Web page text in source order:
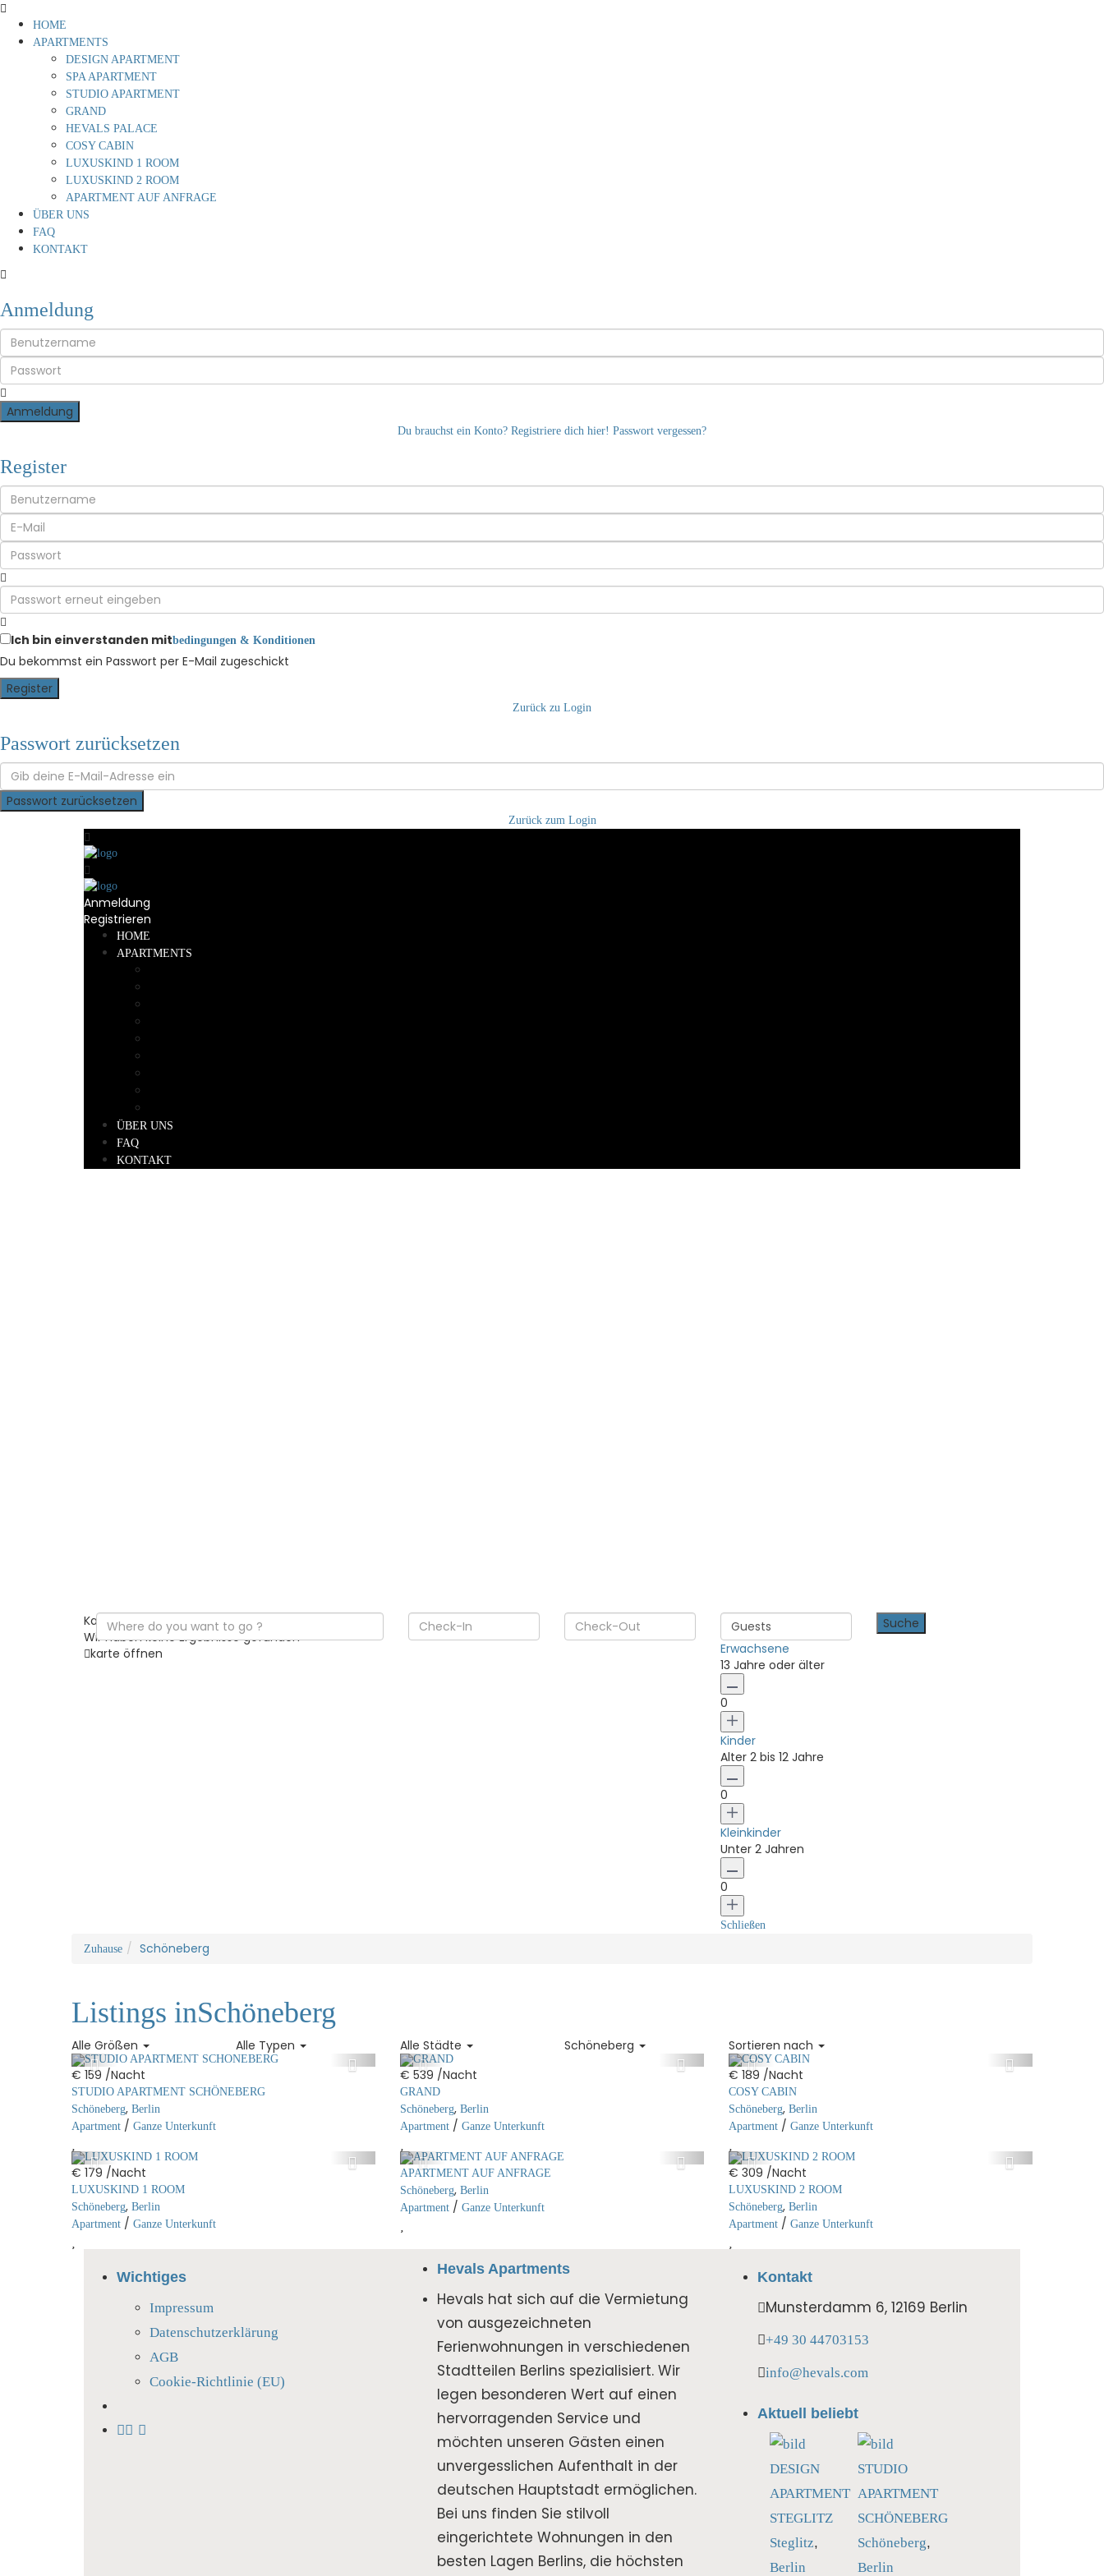
HOME
APARTMENTS
DESIGN APARTMENT
SPA APARTMENT
STUDIO APARTMENT
GRAND
HEVALS PALACE
COSY CABIN
LUXUSKIND 1 ROOM
LUXUSKIND 2 ROOM
APARTMENT AUF ANFRAGE
ÜBER UNS
FAQ
KONTAKT
Anmeldung
Anmeldung
Du brauchst ein Konto? Registriere dich hier! Passwort vergessen?
Register
Ich bin einverstanden mitbedingungen & Konditionen
Du bekommst ein Passwort per E-Mail zugeschickt
Register
Zurück zu Login
Passwort zurücksetzen
Passwort zurücksetzen
Zurück zum Login
Anmeldung
Registrieren
HOME
APARTMENTS
ÜBER UNS
FAQ
KONTAKT
Karten laden
Wir haben keine Ergebnisse gefunden
karte öffnen
Guests
Erwachsene
13 Jahre oder älter
0
Kinder
Alter 2 bis 12 Jahre
0
Kleinkinder
Unter 2 Jahren
0
Schließen
Zuhause
Schöneberg
Listings inSchöneberg
Alle Größen Alle Typen Alle Städte Schöneberg
Sortieren nach
€ 159 /Nacht
STUDIO APARTMENT SCHÖNEBERG
Schöneberg, Berlin
Apartment / Ganze Unterkunft
€ 539 /Nacht
GRAND
Schöneberg, Berlin
Apartment / Ganze Unterkunft
€ 189 /Nacht
COSY CABIN
Schöneberg, Berlin
Apartment / Ganze Unterkunft
€ 179 /Nacht
LUXUSKIND 1 ROOM
Schöneberg, Berlin
Apartment / Ganze Unterkunft
APARTMENT AUF ANFRAGE
Schöneberg, Berlin
Apartment / Ganze Unterkunft
€ 309 /Nacht
LUXUSKIND 2 ROOM
Schöneberg, Berlin
Apartment / Ganze Unterkunft
Wichtiges
Impressum
Datenschutzerklärung
AGB
Cookie-Richtlinie (EU)
Hevals Apartments
Hevals hat sich auf die Vermietung
von ausgezeichneten
Ferienwohnungen in verschiedenen
Stadtteilen Berlins spezialisiert. Wir
legen besonderen Wert auf einen
hervorragenden Service und
möchten unseren Gästen einen
unvergesslichen Aufenthalt in der
deutschen Hauptstadt ermöglichen.
Bei uns finden Sie stilvoll
eingerichtete Wohnungen in den
besten Lagen Berlins, die höchsten
Kontakt
Munsterdamm 6, 12169 Berlin
+49 30 44703153
info@hevals.com
Aktuell beliebt
DESIGN
APARTMENT
STEGLITZ
Steglitz,
Berlin
STUDIO
APARTMENT
SCHÖNEBERG
Schöneberg,
Berlin